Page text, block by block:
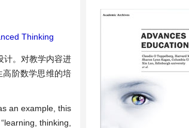
Thinking
计。对教学内容进
阶数学思维的培
an example, this
thinking,